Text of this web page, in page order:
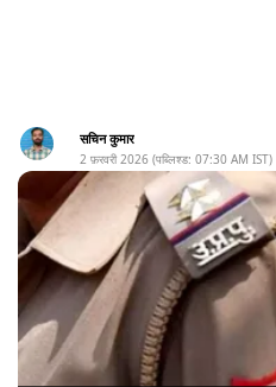
सचिन कुमार
2 फ़रवरी 2026 (पब्लिश्ड: 07:30 AM IST)